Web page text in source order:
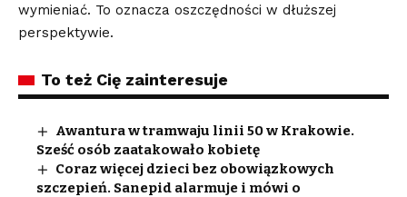
wymieniać. To oznacza oszczędności w dłuższej
perspektywie.
To też Cię zainteresuje
Awantura w tramwaju linii 50 w Krakowie.
Sześć osób zaatakowało kobietę
Coraz więcej dzieci bez obowiązkowych
szczepień. Sanepid alarmuje i mówi o